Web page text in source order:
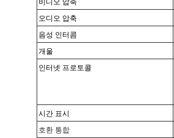
비디오 압축
오디오 압축
음성 인터콤
개울
인터넷 프로토콜
시간 표시
호환 통합